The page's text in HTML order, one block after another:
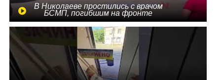
В Николаеве простились с врачом
БСМП, погибшим на фронте